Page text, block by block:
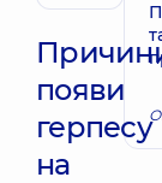
появи
герпесу
на